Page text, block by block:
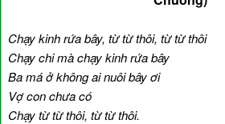
Chạy kinh rứa bây, từ từ thôi, từ từ thôi
Chạy chi mà chạy kinh rứa bây
Ba má ở không ai nuôi bây ơi
Vợ con chưa có
Chạy từ từ thôi, từ từ thôi.